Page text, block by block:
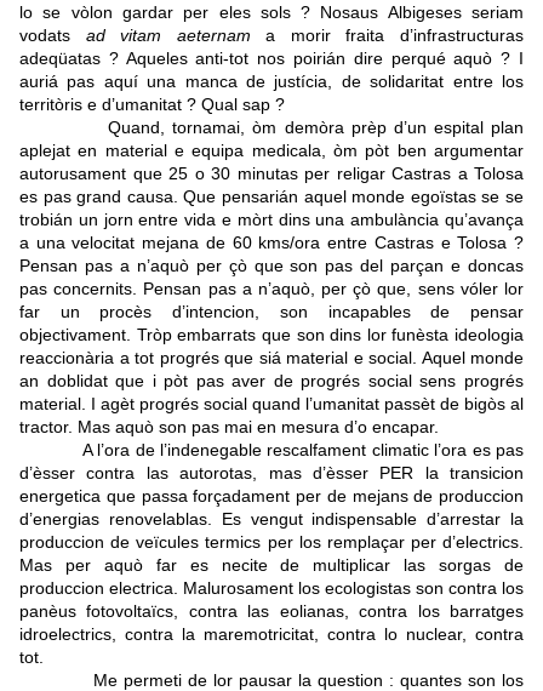
lo se vòlon gardar per eles sols ? Nosaus Albigeses seriam
vodats ad vitam aeternam a morir fraita d’infrastructuras
adeqüatas ? Aqueles anti-tot nos poirián dire perqué aquò ? I
auriá pas aquí una manca de justícia, de solidaritat entre los
territòris e d’umanitat ? Qual sap ?
Quand, tornamai, òm demòra prèp d’un espital plan
aplejat en material e equipa medicala, òm pòt ben argumentar
autorusament que 25 o 30 minutas per religar Castras a Tolosa
es pas grand causa. Que pensarián aquel monde egoïstas se se
trobián un jorn entre vida e mòrt dins una ambulància qu’avança
a una velocitat mejana de 60 kms/ora entre Castras e Tolosa ?
Pensan pas a n’aquò per çò que son pas del parçan e doncas
pas concernits. Pensan pas a n’aquò, per çò que, sens vóler lor
far un procès d’intencion, son incapables de pensar
objectivament. Tròp embarrats que son dins lor funèsta ideologia
reaccionària a tot progrés que siá material e social. Aquel monde
an doblidat que i pòt pas aver de progrés social sens progrés
material. I agèt progrés social quand l’umanitat passèt de bigòs al
tractor. Mas aquò son pas mai en mesura d’o encapar.
A l’ora de l’indenegable rescalfament climatic l’ora es pas
d’èsser contra las autorotas, mas d’èsser PER la transicion
energetica que passa forçadament per de mejans de produccion
d’energias renovelablas. Es vengut indispensable d’arrestar la
produccion de veïcules termics per los remplaçar per d’electrics.
Mas per aquò far es necite de multiplicar las sorgas de
produccion electrica. Malurosament los ecologistas son contra los
panèus fotovoltaïcs, contra las eolianas, contra los barratges
idroelectrics, contra la maremotricitat, contra lo nuclear, contra
tot.
Me permeti de lor pausar la question : quantes son los